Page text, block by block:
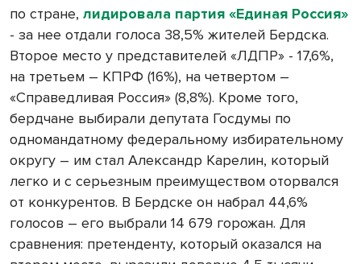
по стране, лидировала партия «Единая Россия»
- за нее отдали голоса 38,5% жителей Бердска.
Второе место у представителей «ЛДПР» - 17,6%,
на третьем – КПРФ (16%), на четвертом –
«Справедливая Россия» (8,8%). Кроме того,
бердчане выбирали депутата Госдумы по
одномандатному федеральному избирательному
округу – им стал Александр Карелин, который
легко и с серьезным преимуществом оторвался
от конкурентов. В Бердске он набрал 44,6%
голосов – его выбрали 14 679 горожан. Для
сравнения: претенденту, который оказался на